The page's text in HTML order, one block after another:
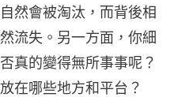
然會被淘汰，而背後相
流失。另一方面，你細
真的變得無所事事呢？
在哪些地方和平台？